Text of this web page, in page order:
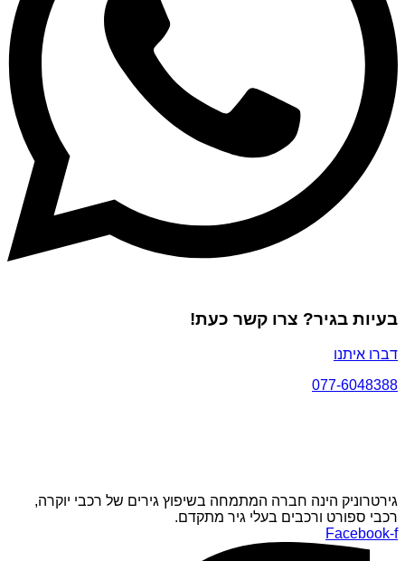
בעיות בגיר? צרו קשר כעת!
דברו איתנו
077-6048388
גירטרוניק הינה חברה המתמחה בשיפוץ גירים של רכבי יוקרה,
רכבי ספורט ורכבים בעלי גיר מתקדם.
Facebook-f